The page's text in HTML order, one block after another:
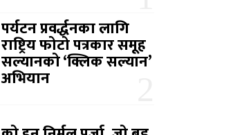
पर्यटन प्रवर्द्धनका लागि
राष्ट्रिय फोटो पत्रकार समूह
सल्यानको ‘क्लिक सल्यान’
अभियान